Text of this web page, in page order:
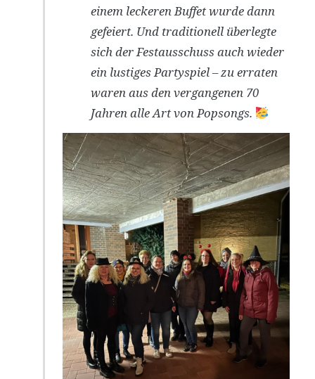
einem leckeren Buffet wurde dann
gefeiert. Und traditionell überlegte
sich der Festausschuss auch wieder
ein lustiges Partyspiel – zu erraten
waren aus den vergangenen 70
Jahren alle Art von Popsongs.